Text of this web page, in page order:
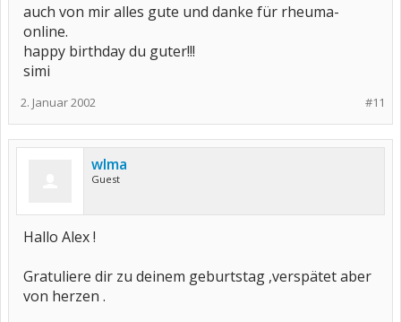
auch von mir alles gute und danke für rheuma-
online.
happy birthday du guter!!!
simi
#11
2. Januar 2002
wlma
Guest
Hallo Alex !
Gratuliere dir zu deinem geburtstag ,verspätet aber
von herzen .